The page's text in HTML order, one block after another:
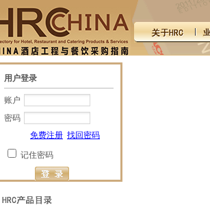
用户登录
账户
密码
免费注册 找回密码
记住密码